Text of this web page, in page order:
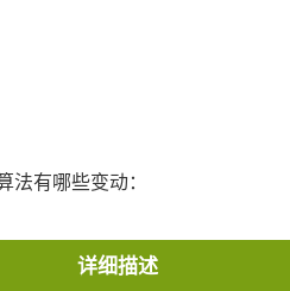
有哪些变动：
详细描述